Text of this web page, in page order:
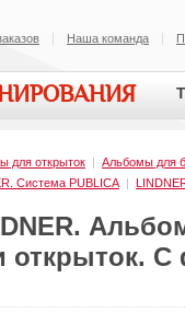
Наша команда
для открыток | Альбомы для
Система PUBLICA |
открыток. С